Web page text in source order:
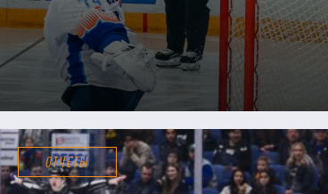
ОТЧЕТЫ